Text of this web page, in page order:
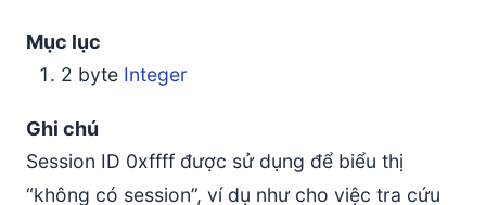
Mục lục
2 byte Integer
Ghi chú
Session ID 0xffff được sử dụng để biểu thị
“không có session”, ví dụ như cho việc tra cứu